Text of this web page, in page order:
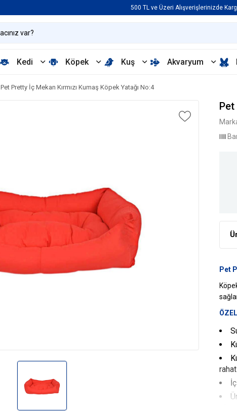
500 TL ve Üzeri Alışverişlerinizde
Kedi Köpek Kuş Akvaryum
Pet Pretty İç Mekan Kırmızı Kumaş Köpek Yatağı No:4
Pet
Pet